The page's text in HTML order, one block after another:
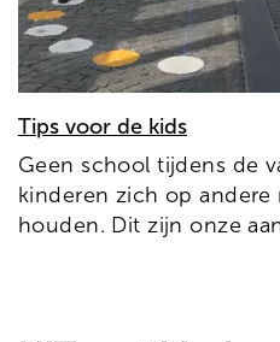
Tips voor de kids
Geen school tijdens de
kinderen zich op andere
houden. Dit zijn onze